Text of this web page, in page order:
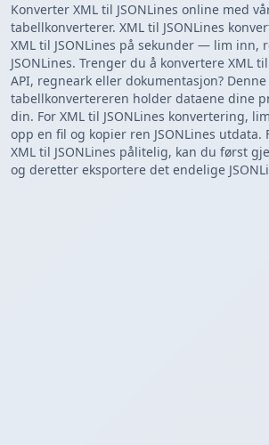
Konverter XML til JSONLines online med
tabellkonverterer. XML til JSONLines
XML til JSONLines på sekunder — lim inn,
JSONLines. Trenger du å konvertere XML
API, regneark eller dokumentasjon?
tabellkonvertereren holder dataene dine
din. For XML til JSONLines konvertering,
opp en fil og kopier ren JSONLines utdata.
XML til JSONLines pålitelig, kan du først
og deretter eksportere det endelige